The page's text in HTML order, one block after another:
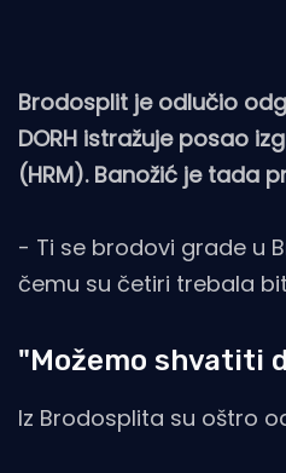
Brodosplit je odlučio
DORH istražuje posao
(HRM). Banožić je tada
- Ti se brodovi grade u
čemu su četiri trebala
"Možemo shvatiti
Iz Brodosplita su oštro